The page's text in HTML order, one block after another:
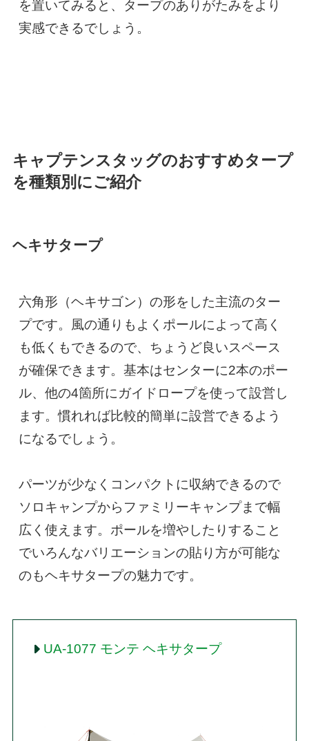
を置いてみると、タープのありがたみをより
実感できるでしょう。
キャプテンスタッグのおすすめタープ
を種類別にご紹介
ヘキサタープ
六角形（ヘキサゴン）の形をした主流のター
プです。風の通りもよくポールによって高く
も低くもできるので、ちょうど良いスペース
が確保できます。基本はセンターに2本のポー
ル、他の4箇所にガイドロープを使って設営し
ます。慣れれば比較的簡単に設営できるよう
になるでしょう。
パーツが少なくコンパクトに収納できるので
ソロキャンプからファミリーキャンプまで幅
広く使えます。ポールを増やしたりすること
でいろんなバリエーションの貼り方が可能な
のもヘキサタープの魅力です。
UA-1077 モンテ ヘキサタープ